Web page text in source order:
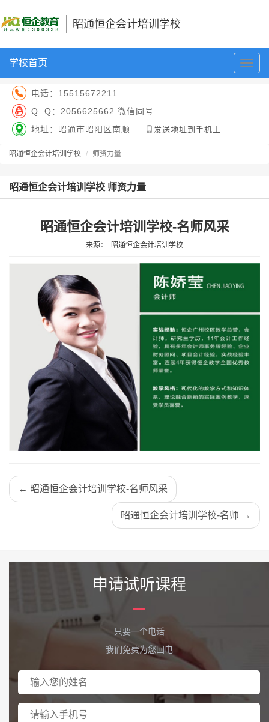
昭通恒企会计培训学校
切
换
学校首页
电话： 15515672211
Q Q： 2056625662 微信同号
地址：昭通市昭阳区南顺 ...
发送地址到手机上
昭通恒企会计培训学校 师资力量
昭通恒企会计培训学校 师资力量
昭通恒企会计培训学校-名师风采
来源： 昭通恒企会计培训学校
← 昭通恒企会计培训学校-名师风采
昭通恒企会计培训学校-名师 →
申请试听课程
只要一个电话
我们免费为您回电